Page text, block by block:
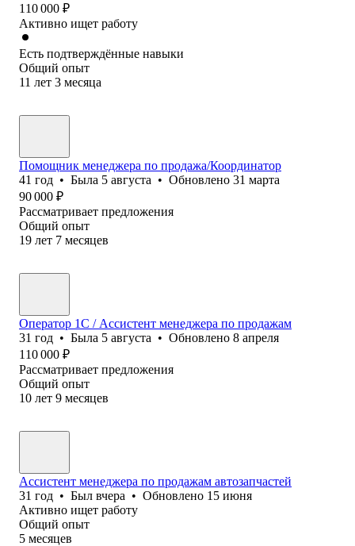
110 000 ₽
Активно ищет работу
Есть подтверждённые навыки
Общий опыт
11 лет 3 месяца
Помощник менеджера по продажа/Координатор
41 год • Была 5 августа • Обновлено 31 марта
90 000 ₽
Рассматривает предложения
Общий опыт
19 лет 7 месяцев
Оператор 1C / Ассистент менеджера по продажам
31 год • Была 5 августа • Обновлено 8 апреля
110 000 ₽
Рассматривает предложения
Общий опыт
10 лет 9 месяцев
Ассистент менеджера по продажам автозапчастей
31 год • Был вчера • Обновлено 15 июня
Активно ищет работу
Общий опыт
5 месяцев